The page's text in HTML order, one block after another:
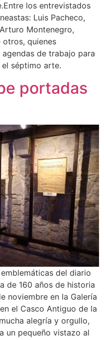
los entrevistados
Luis Pacheco,
Montenegro,
otros, quienes
de trabajo para
séptimo arte.
portadas
del diario
de 160 años de historia
noviembre en la Galería
el Casco Antiguo de la
alegría y orgullo,
un pequeño vistazo al